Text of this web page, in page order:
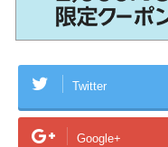
Twitter
Google+